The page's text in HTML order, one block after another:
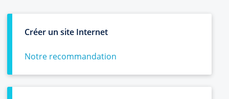
Créer un site Internet
Notre recommandation